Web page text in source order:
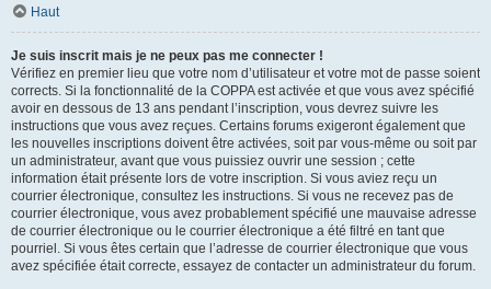
Haut
Je suis inscrit mais je ne peux pas me connecter !
Vérifiez en premier lieu que votre nom d’utilisateur et votre mot de passe soient
corrects. Si la fonctionnalité de la COPPA est activée et que vous avez spécifié
avoir en dessous de 13 ans pendant l’inscription, vous devrez suivre les
instructions que vous avez reçues. Certains forums exigeront également que
les nouvelles inscriptions doivent être activées, soit par vous-même ou soit par
un administrateur, avant que vous puissiez ouvrir une session ; cette
information était présente lors de votre inscription. Si vous aviez reçu un
courrier électronique, consultez les instructions. Si vous ne recevez pas de
courrier électronique, vous avez probablement spécifié une mauvaise adresse
de courrier électronique ou le courrier électronique a été filtré en tant que
pourriel. Si vous êtes certain que l’adresse de courrier électronique que vous
avez spécifiée était correcte, essayez de contacter un administrateur du forum.